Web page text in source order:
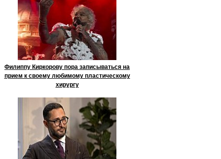
Филиппу Киркорову пора записываться на
прием к своему любимому пластическому
хирургу